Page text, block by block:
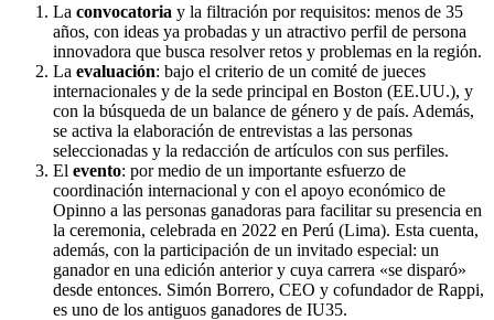
La convocatoria y la filtración por requisitos: menos de 35
años, con ideas ya probadas y un atractivo perfil de persona
innovadora que busca resolver retos y problemas en la región.
La evaluación: bajo el criterio de un comité de jueces
internacionales y de la sede principal en Boston (EE.UU.), y
con la búsqueda de un balance de género y de país. Además,
se activa la elaboración de entrevistas a las personas
seleccionadas y la redacción de artículos con sus perfiles.
El evento: por medio de un importante esfuerzo de
coordinación internacional y con el apoyo económico de
Opinno a las personas ganadoras para facilitar su presencia en
la ceremonia, celebrada en 2022 en Perú (Lima). Esta cuenta,
además, con la participación de un invitado especial: un
ganador en una edición anterior y cuya carrera «se disparó»
desde entonces. Simón Borrero, CEO y cofundador de Rappi,
es uno de los antiguos ganadores de IU35.